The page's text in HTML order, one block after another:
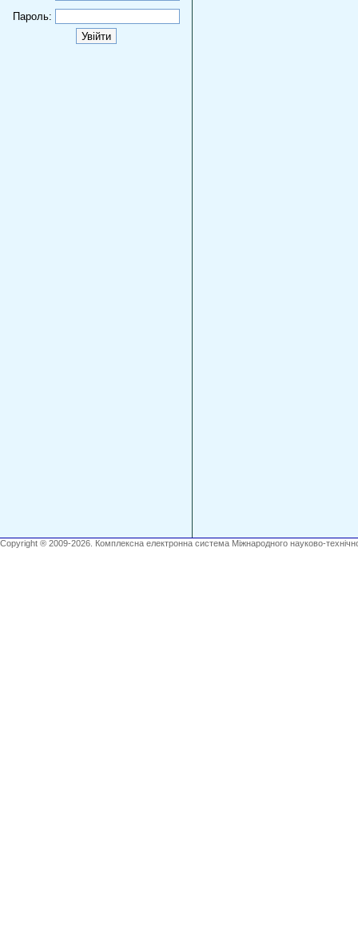
Пароль:
Copyright ® 2009-2026. Комплексна електронна система Міжнародного науково-